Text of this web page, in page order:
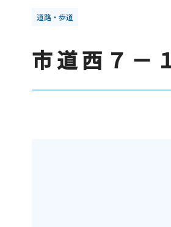
道路・歩道
市道西７－